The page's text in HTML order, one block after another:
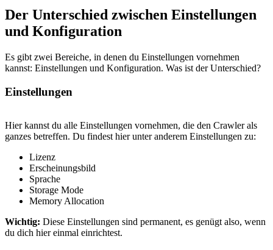
Der Unterschied zwischen Einstellungen
und Konfiguration
Es gibt zwei Bereiche, in denen du Einstellungen vornehmen
kannst: Einstellungen und Konfiguration. Was ist der Unterschied?
Einstellungen
Hier kannst du alle Einstellungen vornehmen, die den Crawler als
ganzes betreffen. Du findest hier unter anderem Einstellungen zu:
Lizenz
Erscheinungsbild
Sprache
Storage Mode
Memory Allocation
Wichtig: Diese Einstellungen sind permanent, es genügt also, wenn
du dich hier einmal einrichtest.